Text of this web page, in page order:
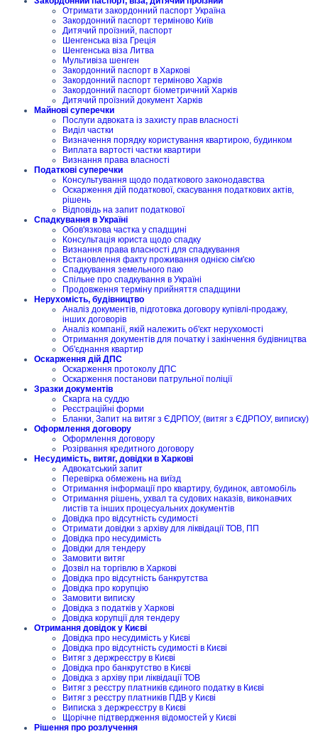
Отримати закордонний паспорт Україна
Закордонний паспорт терміново Київ
Дитячий проїзний, паспорт
Шенгенська віза Греція
Шенгенська віза Литва
Мультивіза шенген
Закордонний паспорт в Харкові
Закордонний паспорт терміново Харків
Закордонний паспорт біометричний Харків
Дитячий проїзний документ Харків
Майнові суперечки
Послуги адвоката із захисту прав власності
Виділ частки
Визначення порядку користування квартирою, будинком
Виплата вартості частки квартири
Визнання права власності
Податкові суперечки
Консультування щодо податкового законодавства
Оскарження дій податкової, скасування податкових актів,
рішень
Відповідь на запит податкової
Спадкування в Україні
Обов'язкова частка у спадщині
Консультація юриста щодо спадку
Визнання права власності для спадкування
Встановлення факту проживання однією сім'єю
Спадкування земельного паю
Спільне про спадкування в Україні
Продовження терміну прийняття спадщини
Нерухомість, будівництво
Аналіз документів, підготовка договору купівлі-продажу,
інших договорів
Аналіз компанії, якій належить об'єкт нерухомості
Отримання документів для початку і закінчення будівництва
Об'єднання квартир
Оскарження дій ДПС
Оскарження протоколу ДПС
Оскарження постанови патрульної поліції
Зразки документів
Скарга на суддю
Реєстраційні форми
Бланки, Запит на витяг з ЄДРПОУ, (витяг з ЄДРПОУ, виписку)
Оформлення договору
Оформлення договору
Розірвання кредитного договору
Несудимість, витяг, довідки в Харкові
Адвокатський запит
Перевірка обмежень на виїзд
Отримання інформації про квартиру, будинок, автомобіль
Отримання рішень, ухвал та судових наказів, виконавчих
листів та інших процесуальних документів
Довідка про відсутність судимості
Отримати довідки з архіву для ліквідації ТОВ, ПП
Довідка про несудимість
Довідки для тендеру
Замовити витяг
Дозвіл на торгівлю в Харкові
Довідка про відсутність банкрутства
Довідка про корупцію
Замовити виписку
Довідка з податків у Харкові
Довідка корупції для тендеру
Отримання довідок у Києві
Довідка про несудимість у Києві
Довідка про відсутність судимості в Києві
Витяг з держреєстру в Києві
Довідка про банкрутство в Києві
Довідка з архіву при ліквідації ТОВ
Витяг з реєстру платників єдиного податку в Києві
Витяг з реєстру платників ПДВ у Києві
Виписка з держреєстру в Києві
Щорічне підтвердження відомостей у Києві
Рішення про розлучення